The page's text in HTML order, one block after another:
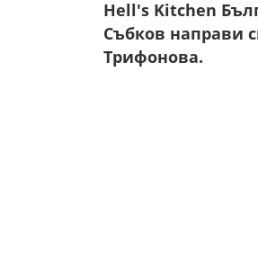
Hell's Kitchen
Събков направи
Трифонова.